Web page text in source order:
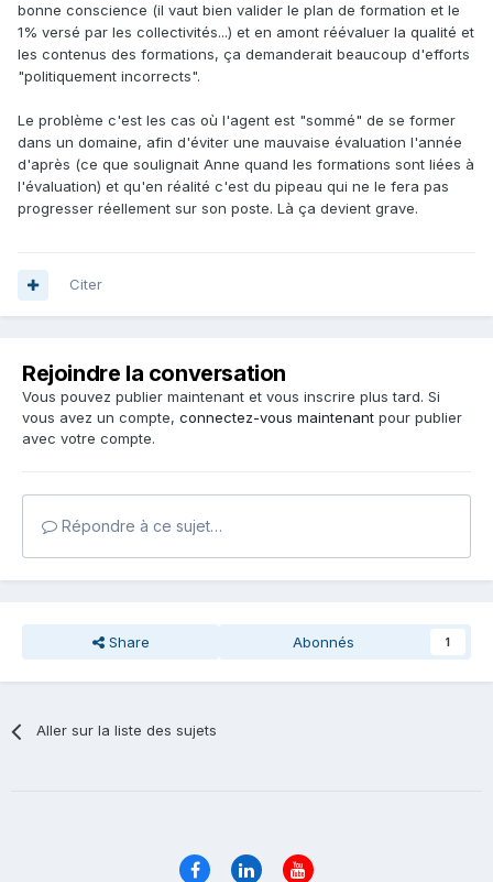
bonne conscience (il vaut bien valider le plan de formation et le
1% versé par les collectivités...) et en amont réévaluer la qualité et
les contenus des formations, ça demanderait beaucoup d'efforts
"politiquement incorrects".
Le problème c'est les cas où l'agent est "sommé" de se former
dans un domaine, afin d'éviter une mauvaise évaluation l'année
d'après (ce que soulignait Anne quand les formations sont liées à
l'évaluation) et qu'en réalité c'est du pipeau qui ne le fera pas
progresser réellement sur son poste. Là ça devient grave.
Citer
Rejoindre la conversation
Vous pouvez publier maintenant et vous inscrire plus tard. Si
vous avez un compte, connectez-vous maintenant pour publier
avec votre compte.
Répondre à ce sujet…
Share Abonnés 1
Aller sur la liste des sujets